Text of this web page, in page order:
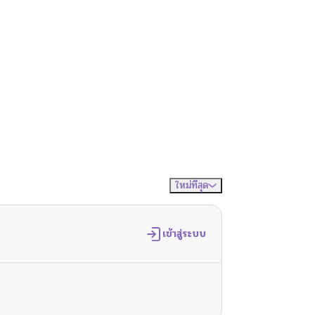
ใหม่ที่สุด
เข้าสู่ระบบ